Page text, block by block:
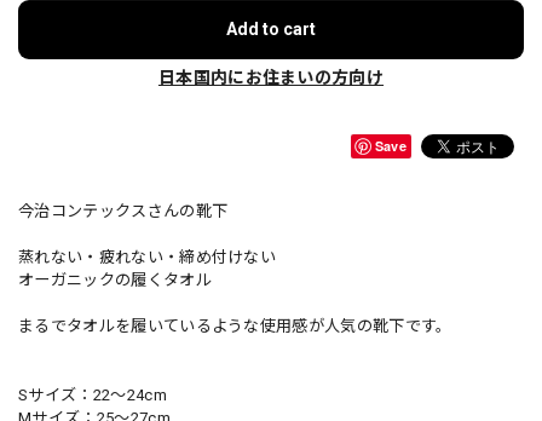
Add to cart
日本国内にお住まいの方向け
Save
今治コンテックスさんの靴下
蒸れない・疲れない・締め付けない
オーガニックの履くタオル
まるでタオルを履いているような使用感が人気の靴下です。
Sサイズ：22～24cm